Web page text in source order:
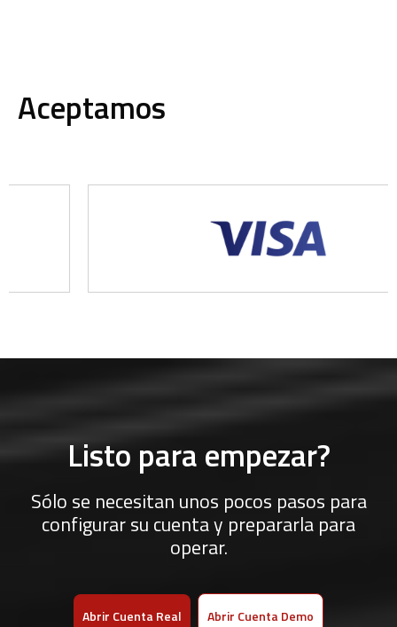
Aceptamos
Listo para empezar?
Sólo se necesitan unos pocos pasos para
configurar su cuenta y prepararla para
operar.
Abrir Cuenta Real Abrir Cuenta Demo